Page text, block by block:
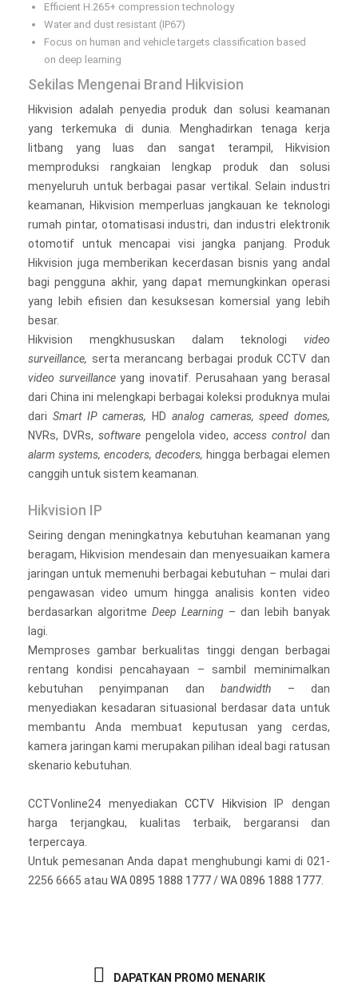
Efficient H.265+ compression technology
Water and dust resistant (IP67)
Focus on human and vehicle targets classification based
on deep learning
Sekilas Mengenai Brand Hikvision
Hikvision adalah penyedia produk dan solusi keamanan
yang terkemuka di dunia. Menghadirkan tenaga kerja
litbang yang luas dan sangat terampil, Hikvision
memproduksi rangkaian lengkap produk dan solusi
menyeluruh untuk berbagai pasar vertikal. Selain industri
keamanan, Hikvision memperluas jangkauan ke teknologi
rumah pintar, otomatisasi industri, dan industri elektronik
otomotif untuk mencapai visi jangka panjang. Produk
Hikvision juga memberikan kecerdasan bisnis yang andal
bagi pengguna akhir, yang dapat memungkinkan operasi
yang lebih efisien dan kesuksesan komersial yang lebih
besar.
Hikvision mengkhususkan dalam teknologi video
surveillance, serta merancang berbagai produk CCTV dan
video surveillanceyang inovatif. Perusahaan yang berasal
dari China ini melengkapi berbagai koleksi produknya mulai
dari Smart IP cameras, HD analog cameras, speed domes,
NVRs, DVRs, softwarepengelola video,access controldan
alarm systems, encoders, decoders, hingga berbagai elemen
canggih untuk sistem keamanan.
Hikvision IP
Seiring dengan meningkatnya kebutuhan keamanan yang
beragam, Hikvision mendesain dan menyesuaikan kamera
jaringan untuk memenuhi berbagai kebutuhan – mulai dari
pengawasan video umum hingga analisis konten video
berdasarkan algoritme Deep Learning – dan lebih banyak
lagi.
Memproses gambar berkualitas tinggi dengan berbagai
rentang kondisi pencahayaan – sambil meminimalkan
kebutuhan penyimpanan danbandwidth – dan
menyediakan kesadaran situasional berdasar data untuk
membantu Anda membuat keputusan yang cerdas,
kamera jaringan kami merupakan pilihan ideal bagi ratusan
skenario kebutuhan.
CCTVonline24 menyediakanCCTV Hikvision IP dengan
harga terjangkau, kualitas terbaik, bergaransi dan
terpercaya.
Untuk pemesanan Anda dapat menghubungi kami di 021-
2256 6665 atau WA 0895 1888 1777/WA 0896 1888 1777
DAPATKAN PROMO MENARIK